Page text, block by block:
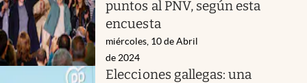
puntos al PNV, según esta
encuesta
miércoles, 10 de Abril
de 2024
Elecciones gallegas: una